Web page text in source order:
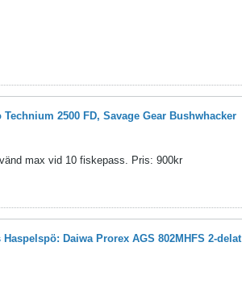
Technium 2500 FD, Savage Gear Bushwhacker
max vid 10 fiskepass. Pris: 900kr
Haspelspö: Daiwa Prorex AGS 802MHFS 2-delat